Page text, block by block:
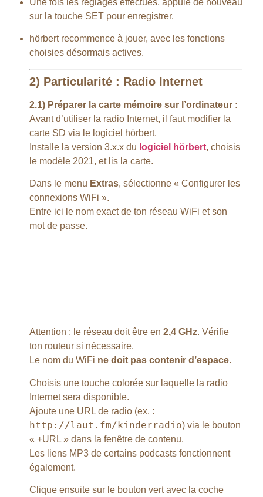
Une fois les réglages effectués, appuie de nouveau
sur la touche SET pour enregistrer.
hörbert recommence à jouer, avec les fonctions
choisies désormais actives.
2) Particularité : Radio Internet
2.1) Préparer la carte mémoire sur l’ordinateur :
Avant d’utiliser la radio Internet, il faut modifier la
carte SD via le logiciel hörbert.
Installe la version 3.x.x du logiciel hörbert, choisis
le modèle 2021, et lis la carte.
Dans le menu Extras, sélectionne « Configurer les
connexions WiFi ».
Entre ici le nom exact de ton réseau WiFi et son
mot de passe.
Attention : le réseau doit être en 2,4 GHz. Vérifie
ton routeur si nécessaire.
Le nom du WiFi ne doit pas contenir d’espace.
Choisis une touche colorée sur laquelle la radio
Internet sera disponible.
Ajoute une URL de radio (ex. :
http://laut.fm/kinderradio) via le bouton
« +URL » dans la fenêtre de contenu.
Les liens MP3 de certains podcasts fonctionnent
également.
Clique ensuite sur le bouton vert avec la coche